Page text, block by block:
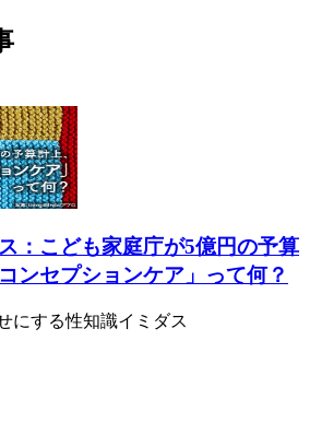
：こども家庭庁が5億円の予算
ンセプションケア」って何？
にする性知識イミダス